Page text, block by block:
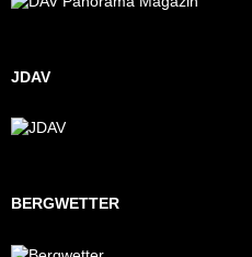
JDAV
BERGWETTER